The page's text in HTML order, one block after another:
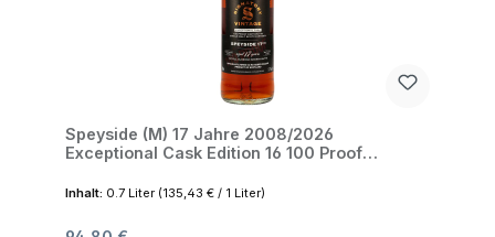
Speyside (M) 17 Jahre 2008/2026
Exceptional Cask Edition 16 100 Proof
Inhalt: 0.7 Liter (135,43 € / 1 Liter)